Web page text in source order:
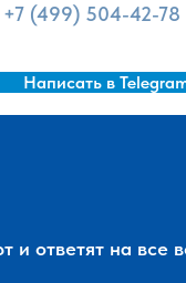
+7 (499) 504-42-78
Написать в
и ответят на все